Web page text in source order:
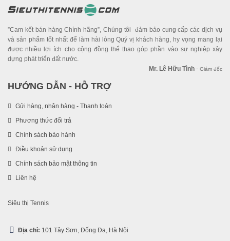
”Cam kết bán hàng Chính hãng”, Chúng tôi đảm bảo cung cấp các dịch vụ
và sản phẩm tốt nhất để làm hài lòng Quý vị khách hàng, hy vọng mang lại
được nhiều lợi ích cho cộng đồng thể thao góp phần vào sự nghiệp xây
dựng phát triển đất nước.
Mr. Lê Hữu Tình - Giám đốc
HƯỚNG DẪN - HỖ TRỢ
Gửi hàng, nhận hàng - Thanh toán
Phương thức đổi trả
Chính sách bảo hành
Điều khoản sử dụng
Chính sách bảo mật thông tin
Liên hệ
Siêu thị Tennis
Địa chỉ: 101 Tây Sơn, Đống Đa, Hà Nội